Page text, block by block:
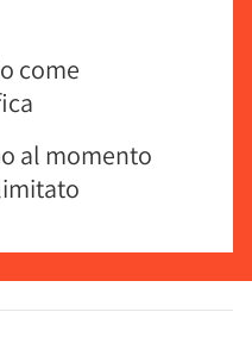
come
al momento